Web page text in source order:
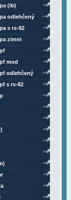
(ib)
odlehčený
s rs-82
zimni
mod
odlehčený
s rs-82